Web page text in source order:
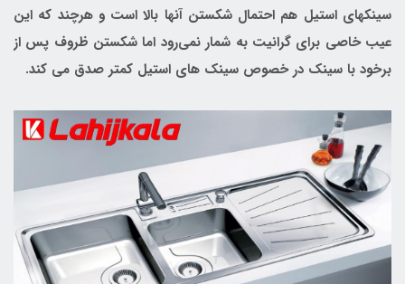
سینکهای استیل هم احتمال شکستن آنها بالا است و هرچند که این
عیب خاصی برای گرانیت به شمار نمی‌رود اما شکستن ظروف پس از
برخود با سینک در خصوص سینک های استیل کمتر صدق می کند.